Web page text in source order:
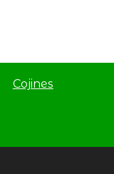
Cojines